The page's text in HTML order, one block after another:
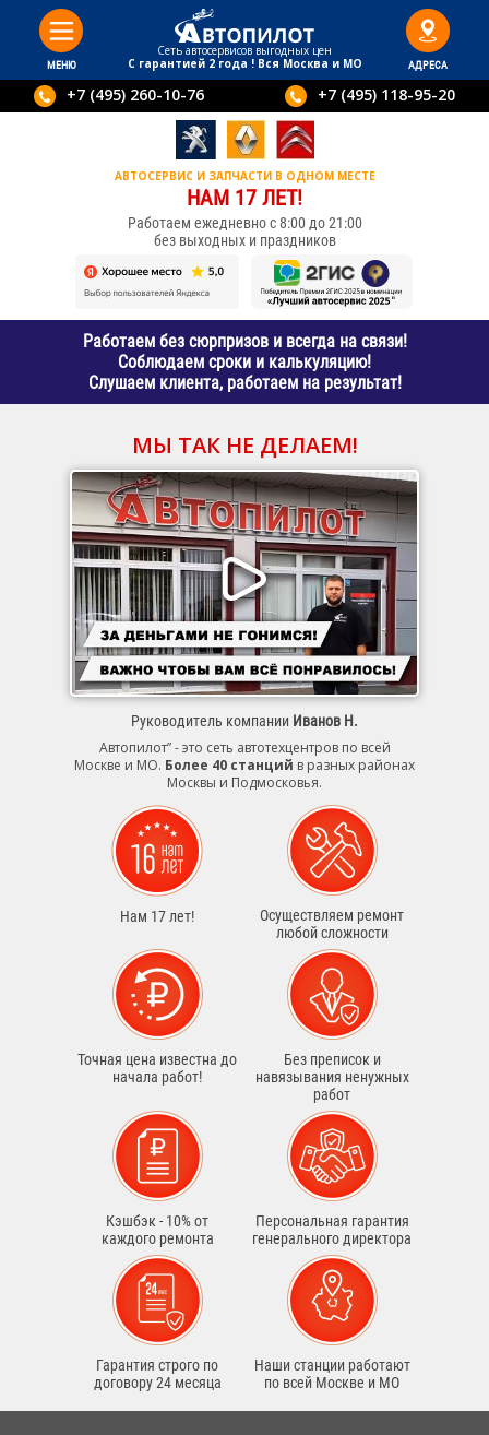
МЕНЮ
Сеть автосервисов выгодныx цен
С гарантией 2 года ! Вся Москва и МО
АДРЕСА
+7 (495) 260-10-76 +7 (495) 118-95-20
АВТОСЕРВИС И ЗАПЧАСТИ В ОДНОМ МЕСТЕ
НАМ 17 ЛЕТ!
Работаем ежедневно с 8:00 до 21:00
без выходных и праздников
Работаем без сюрпризов и всегда на связи!
Соблюдаем сроки и калькуляцию!
Слушаем клиента, работаем на результат!
МЫ ТАК НЕ ДЕЛАЕМ!
Руководитель компании Иванов Н.
Автопилот” - это сеть автотехцентров по всей
Москве и МО. Более 40 станций в разных районах
Москвы и Подмосковья.
Нам 17 лет!
Осуществляем ремонт
любой сложности
Точная цена известна до
начала работ!
Без преписок и
навязывания ненужных
работ
Кэшбэк - 10% от
каждого ремонта
Персональная гарантия
генерального директора
Гарантия строго по
договору 24 месяца
Наши станции работают
по всей Москве и МО